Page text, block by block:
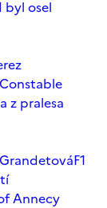
byl osel
z pralesa
F1
Annecy